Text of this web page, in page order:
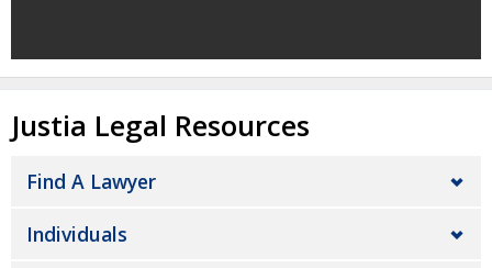
Justia Legal Resources
Find A Lawyer
Individuals